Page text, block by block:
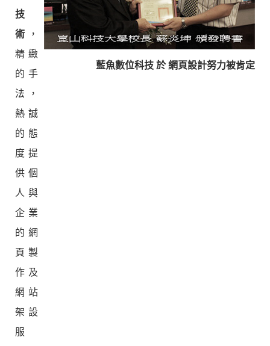
技
術
，
精緻
的手
法，
熱誠
的態
度提
供個
人與
企業
的網
頁製
作及
網站
架設
服
藍魚數位科技 於 網頁設計努力被肯定